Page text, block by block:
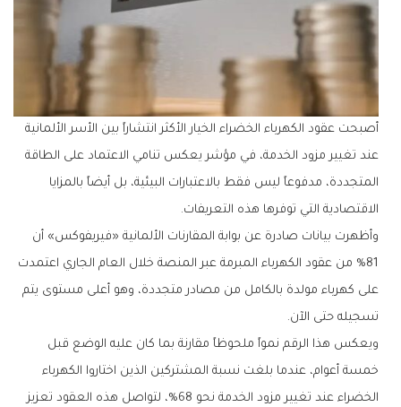
أصبحت عقود الكهرباء الخضراء الخيار الأكثر انتشاراً بين الأسر الألمانية
عند تغيير مزود الخدمة، في مؤشر يعكس تنامي الاعتماد على الطاقة
المتجددة، مدفوعاً ليس فقط بالاعتبارات البيئية، بل أيضاً بالمزايا
الاقتصادية التي توفرها هذه التعريفات.
وأظهرت بيانات صادرة عن بوابة المقارنات الألمانية «فيريفوكس» أن
81% من عقود الكهرباء المبرمة عبر المنصة خلال العام الجاري اعتمدت
على كهرباء مولدة بالكامل من مصادر متجددة، وهو أعلى مستوى يتم
تسجيله حتى الآن.
ويعكس هذا الرقم نمواً ملحوظاً مقارنة بما كان عليه الوضع قبل
خمسة أعوام، عندما بلغت نسبة المشتركين الذين اختاروا الكهرباء
الخضراء عند تغيير مزود الخدمة نحو 68%، لتواصل هذه العقود تعزيز